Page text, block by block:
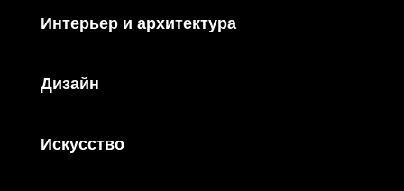
Интерьер и архитектура
Дизайн
Искусство